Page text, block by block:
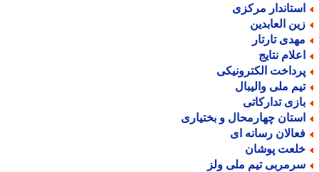
مرکزی
العابدین
تارتار
نتایج
الکترونیکی
ملی والیبال
تدارکاتی
چهارمحال و بختیاری
رسانه ای
پوشان
تیم ملی ولز